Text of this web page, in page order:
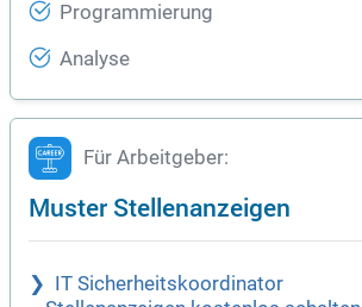
Programmierung
Analyse
Für Arbeitgeber:
Muster Stellenanzeigen
IT Sicherheitskoordinator